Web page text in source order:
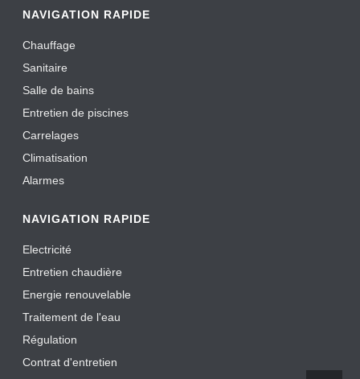
NAVIGATION RAPIDE
Chauffage
Sanitaire
Salle de bains
Entretien de piscines
Carrelages
Climatisation
Alarmes
NAVIGATION RAPIDE
Electricité
Entretien chaudière
Energie renouvelable
Traitement de l'eau
Régulation
Contrat d'entretien